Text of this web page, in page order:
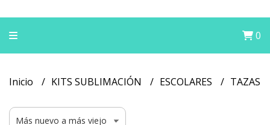
0
Inicio KITS SUBLIMACIÓN ESCOLARES TAZAS